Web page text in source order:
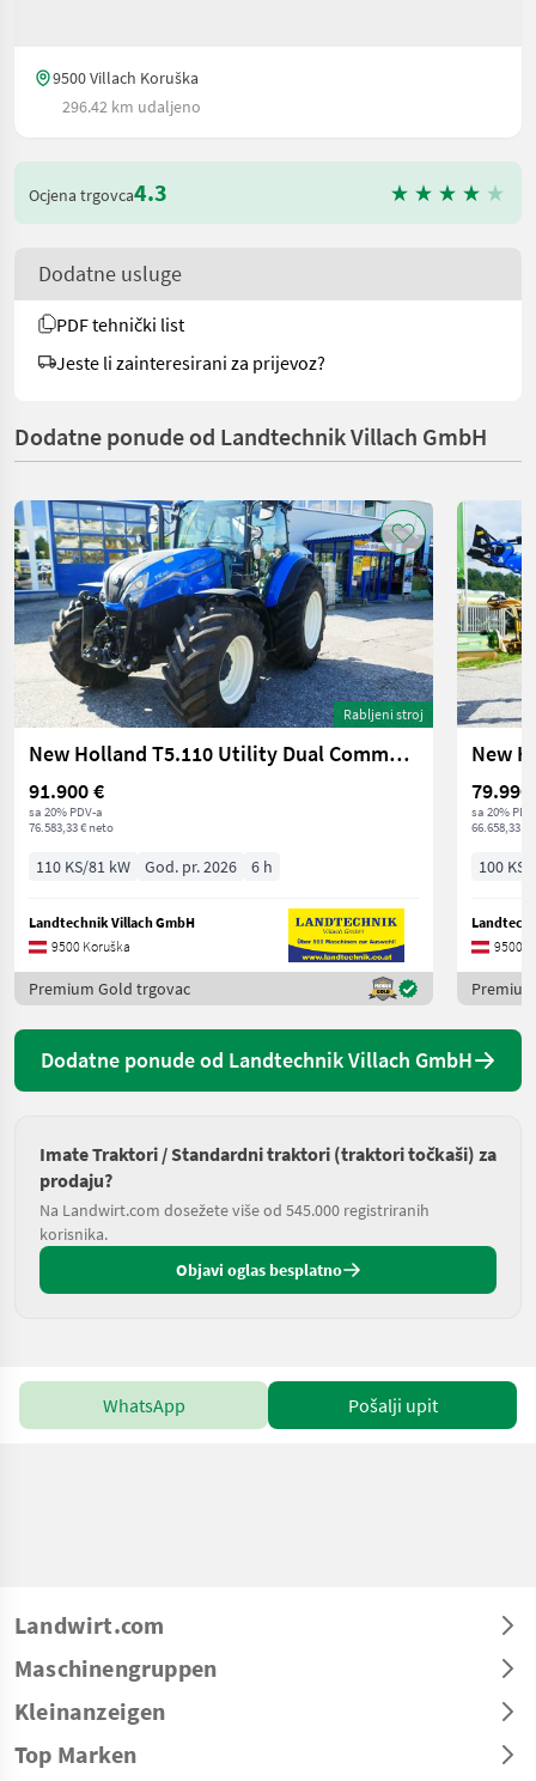
9500 Villach Koruška
296.42 km udaljeno
Ocjena trgovca4.3
Dodatne usluge
PDF tehnički list
Jeste li zainteresirani za prijevoz?
Dodatne ponude od Landtechnik Villach GmbH
Rabljeni stroj
New Holland T5.110 Utility Dual Command
91.900 €
sa 20% PDV-a
76.583,33 € neto
110 KS/81 kW God. pr. 2026 6 h
Landtechnik Villach GmbH
9500 Koruška
Premium Gold trgovac
79.990
sa 20%
66.658,33 €
100 KS/
9500
Dodatne ponude od Landtechnik Villach GmbH
Imate Traktori / Standardni traktori (traktori točkaši) za
prodaju?
Na Landwirt.com dosežete više od 545.000 registriranih
korisnika.
Objavi oglas besplatno
WhatsApp Pošalji upit
Landwirt.com
Maschinengruppen
Kleinanzeigen
Top Marken